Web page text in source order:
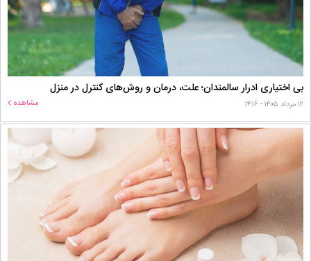
بی اختیاری ادرار سالمندان؛ علت، درمان و روش‌های کنترل در منزل
۱۲ مرداد ۱۴۰۵ - ۱۴:۱۶ مشاهده